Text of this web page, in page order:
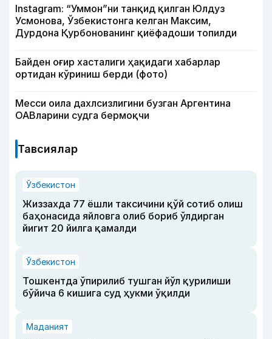
Instagram: “Уммон”ни танқид қилган Юлдуз
Усмонова, Ўзбекистонга келган Максим,
Дурдона Қурбонованинг қиёфадоши топилди
Байден оғир хасталиги ҳақидаги хабарлар
ортидан кўриниш берди (фото)
Месси оила дахлсизлигини бузган Аргентина
ОАВларини судга бермоқчи
Тавсиялар
Ўзбекистон
Жиззахда 77 ёшли таксичини қўй сотиб олиш
баҳонасида яйловга олиб бориб ўлдирган
йигит 20 йилга қамалди
Ўзбекистон
Тошкентда ўпирилиб тушган йўл қурилиши
бўйича 6 кишига суд ҳукми ўқилди
Маданият